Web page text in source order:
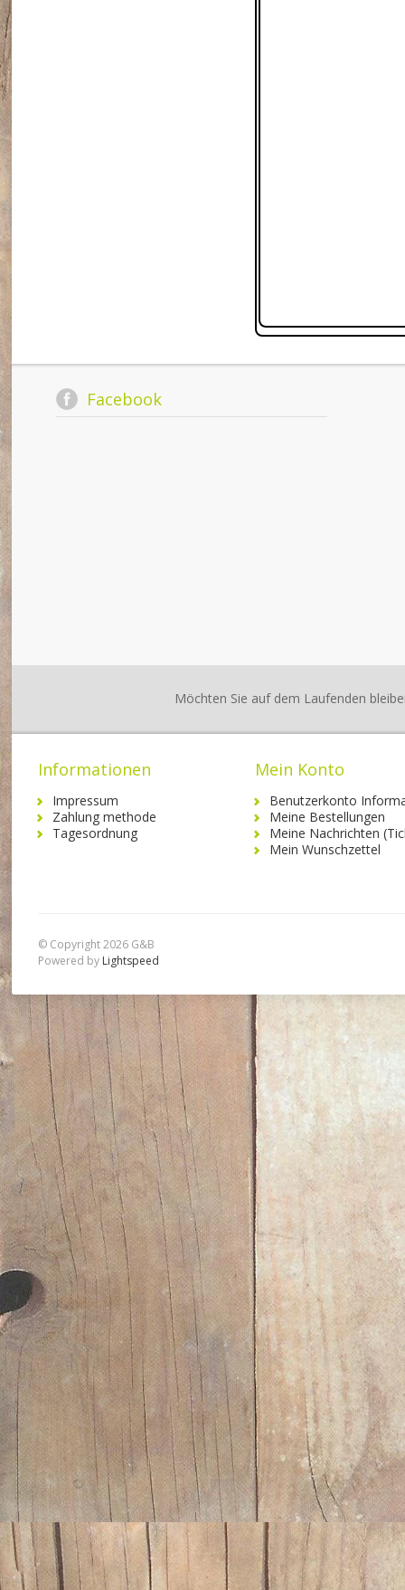
Facebook
Möchten Sie auf dem Laufenden
Informationen
Impressum
Zahlung methode
Tagesordnung
Mein Konto
Benutzerkonto
Meine Bestellungen
Meine Nachrichten
Mein Wunschzettel
© Copyright 2026 G&B
Powered by Lightspeed